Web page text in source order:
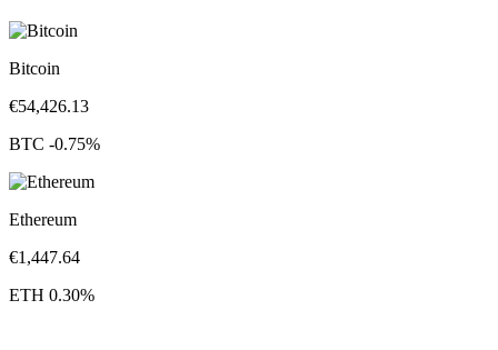
Bitcoin
€54,426.13
BTC -0.75%
Ethereum
€1,447.64
ETH 0.30%